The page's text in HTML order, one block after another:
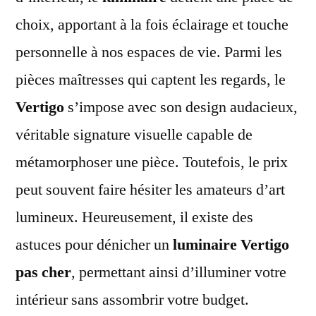
choix, apportant à la fois éclairage et touche
personnelle à nos espaces de vie. Parmi les
pièces maîtresses qui captent les regards, le
Vertigo s’impose avec son design audacieux,
véritable signature visuelle capable de
métamorphoser une pièce. Toutefois, le prix
peut souvent faire hésiter les amateurs d’art
lumineux. Heureusement, il existe des
astuces pour dénicher unluminaire Vertigo
pas cher, permettant ainsi d’illuminer votre
intérieur sans assombrir votre budget.